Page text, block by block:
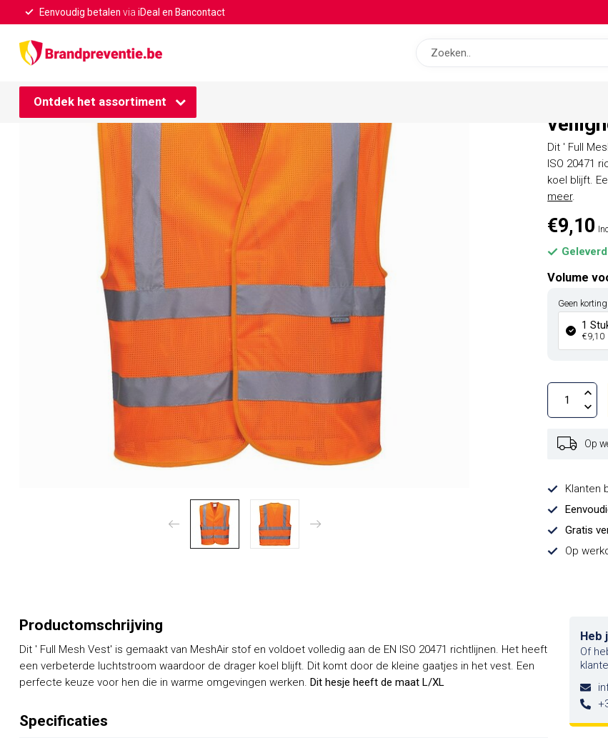
Eenvoudig betalen via iDeal en Bancontact
Ontdek het assortiment
Home / Portwest C370 - MeshAir veiligheidshesje oranje
Dit ' Full
ISO 20471
koel blijft.
meer.
€9,10
Volume
Geen korting
1
€9,10
Op
Klanten
Gratis
Op
Productomschrijving
Dit ' Full Mesh Vest' is gemaakt van MeshAir stof en voldoet volledig aan de EN ISO 20471 richtlijnen. Het heeft
een verbeterde luchtstroom waardoor de drager koel blijft. Dit komt door de kleine gaatjes in het vest. Een
perfecte keuze voor hen die in warme omgevingen werken. Dit hesje heeft de maat L/XL
Specificaties
Heb
Of